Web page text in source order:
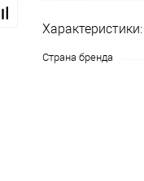
Характеристики:
Страна бренда